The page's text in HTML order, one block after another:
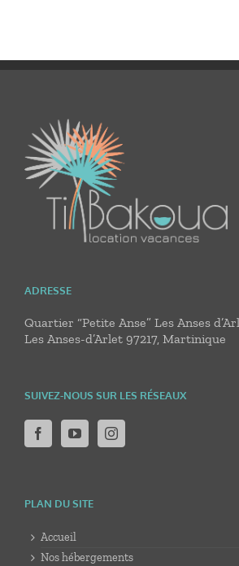
ADRESSE
Quartier “Petite Anse” Les Anses
Les Anses-d’Arlet 97217, Martinique
SUIVEZ-NOUS SUR LES RÉSEAUX
PLAN DU SITE
Accueil
Nos hébergements